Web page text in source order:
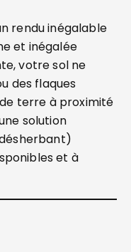
rendu inégalable
et inégalée
votre sol ne
des flaques
terre à proximité
solution
et à